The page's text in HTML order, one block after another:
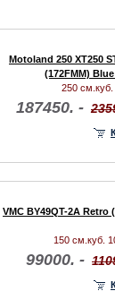
Motoland 250 XT250
(172FMM)
250 см.куб.
187450. -
VMC BY49QT-2A Retro
150 см.куб.
99000. -